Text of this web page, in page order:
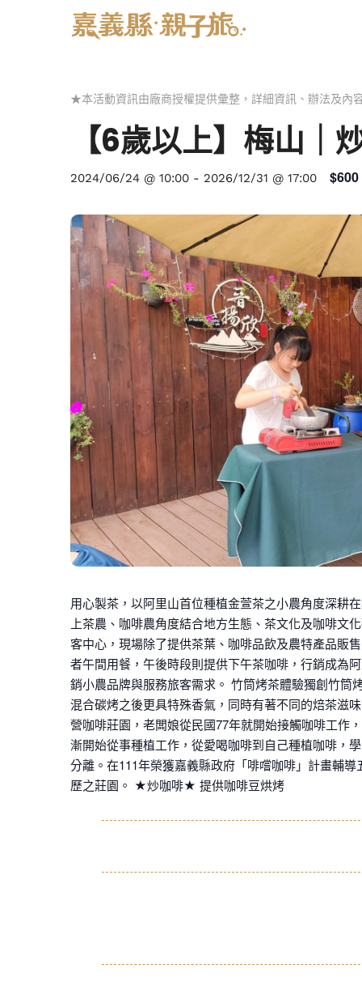
★本活動資訊由廠商授權提供彙整，詳細資訊、辦法及內
【6歲以上】梅山｜
2024/06/24 @ 10:00 - 2026/12/31 @ 17:00 $600
用心製茶，以阿里山首位種植金萱茶之小農角度深耕
上茶農、咖啡農角度結合地方生態、茶文化及咖啡文
客中心，現場除了提供茶葉、咖啡品飲及農特產品販
者午間用餐，午後時段則提供下午茶咖啡，行銷成為
銷小農品牌與服務旅客需求。 竹筒烤茶體驗獨創竹
混合碳烤之後更具特殊香氣，同時有著不同的焙茶滋
營咖啡莊園，老闆娘從民國77年就開始接觸咖啡工作
漸開始從事種植工作，從愛喝咖啡到自己種植咖啡，
分離。在111年榮獲嘉義縣政府「啡嚐咖啡」計畫輔
歷之莊園。 ★炒咖啡★ 提供咖啡豆烘烤